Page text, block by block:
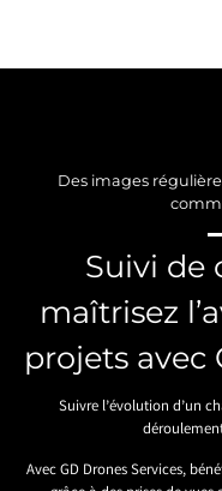
Des images
Suivi de
maîtrisez
projets avec
Suivre l’évolution d’un
Avec GD Drones Services,